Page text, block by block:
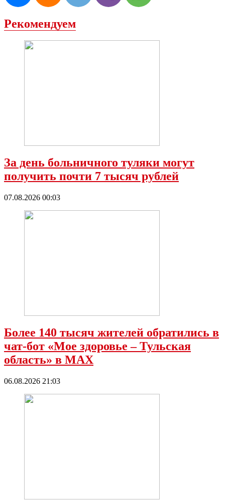
Рекомендуем
За день больничного туляки могут
получить почти 7 тысяч рублей
07.08.2026 00:03
Более 140 тысяч жителей обратились в
чат-бот «Мое здоровье – Тульская
область» в МАХ
06.08.2026 21:03